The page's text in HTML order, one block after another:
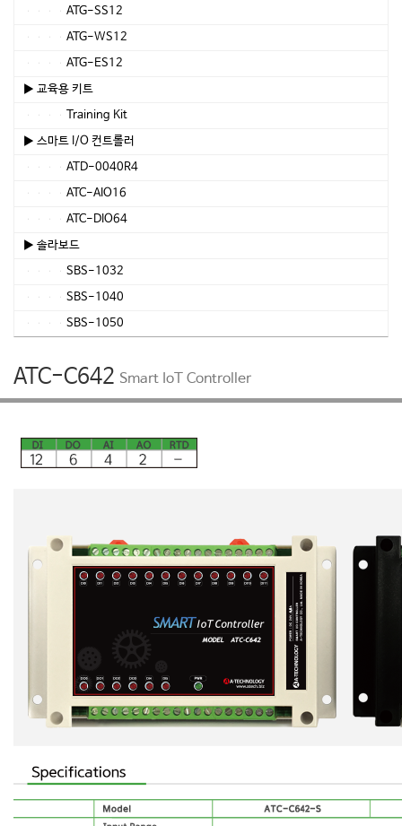
ATG-SS12
ATG-WS12
ATG-ES12
▶ 교육용 키트
Training Kit
▶ 스마트 I/O 컨트롤러
ATD-0040R4
ATC-AIO16
ATC-DIO64
▶ 솔라보드
SBS-1032
SBS-1040
SBS-1050
ATC-C642 Smart IoT Controller